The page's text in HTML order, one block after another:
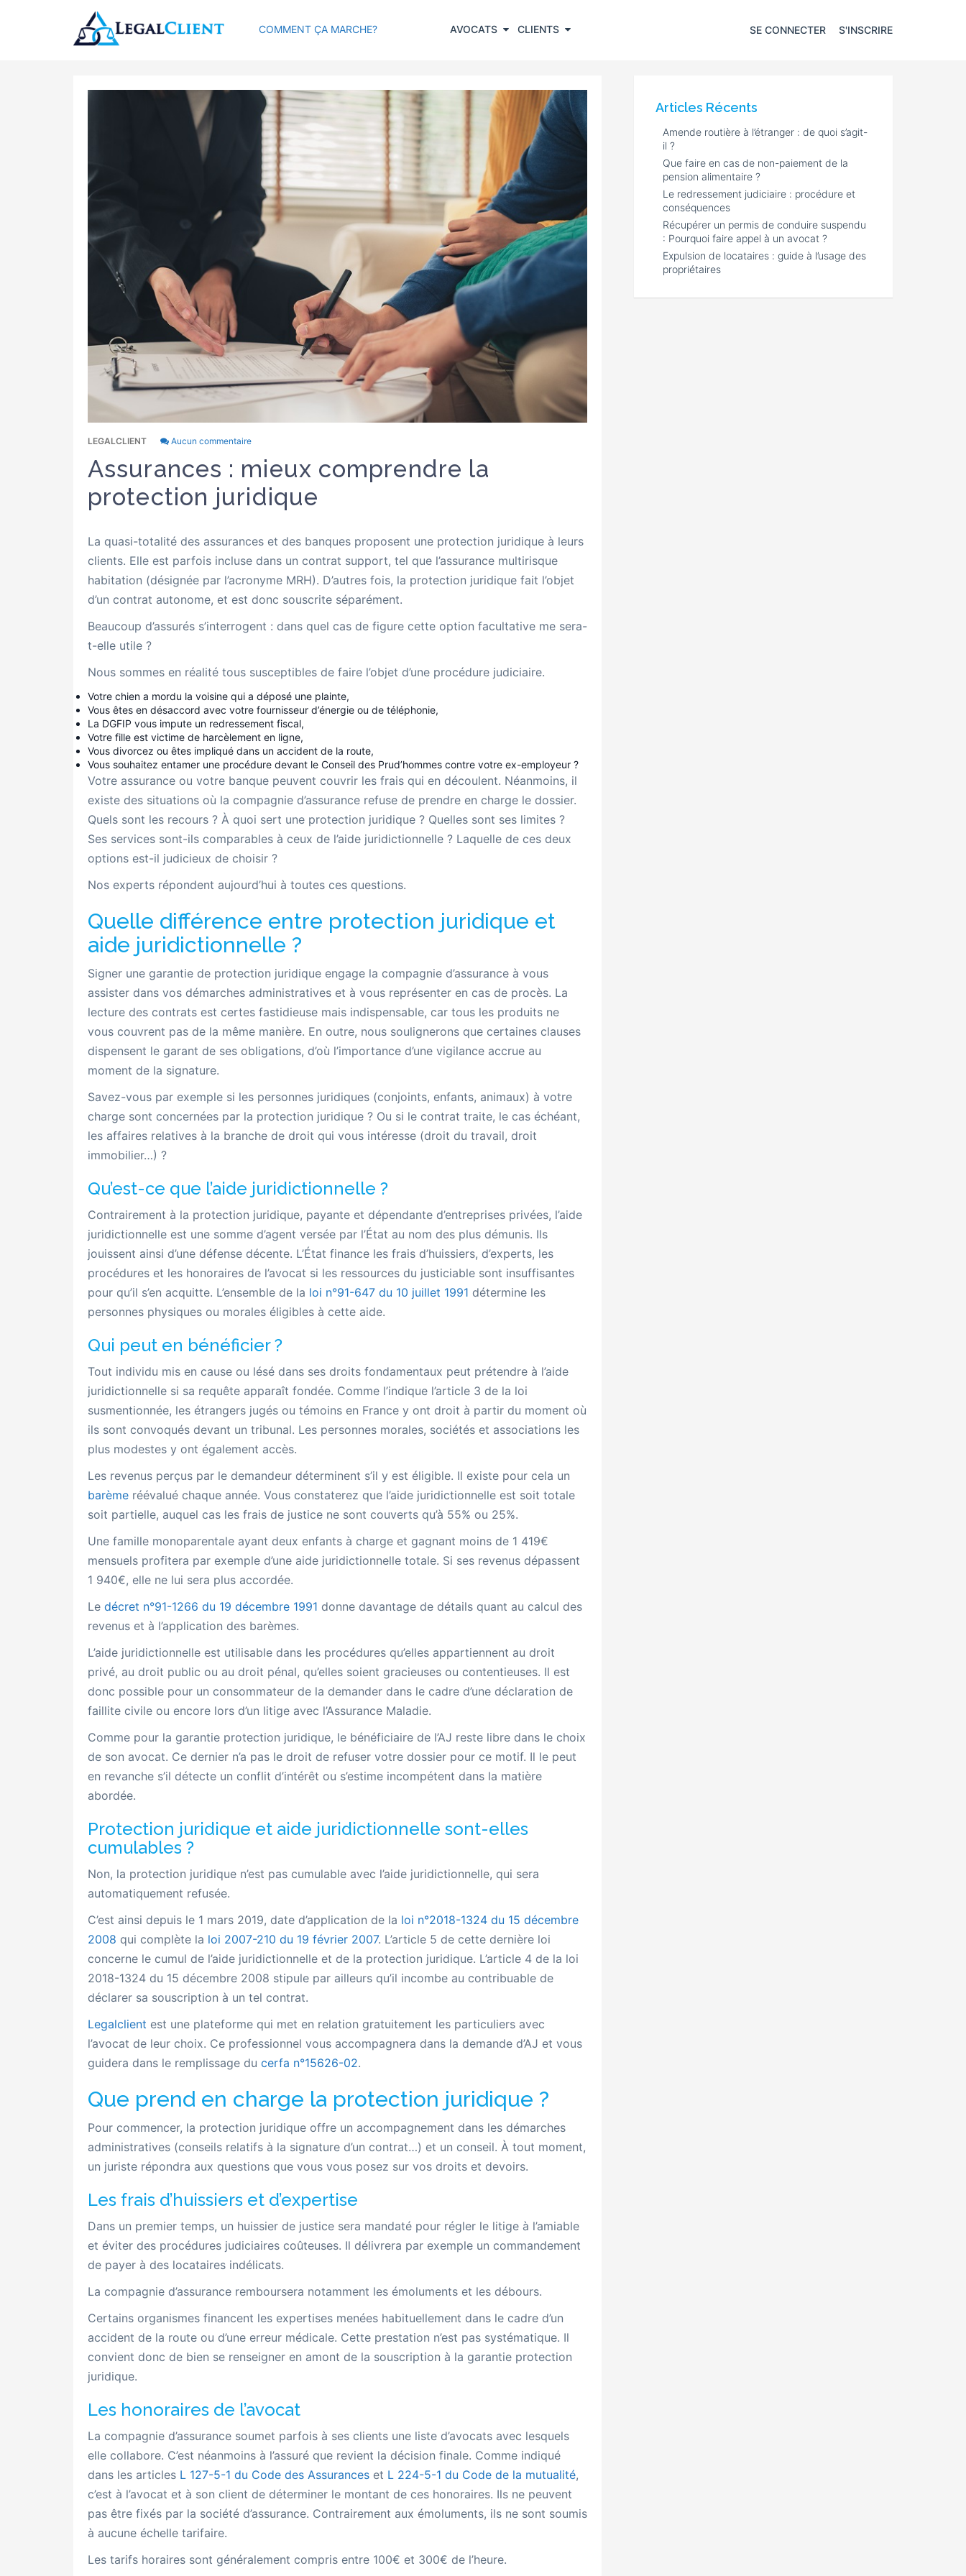
COMMENT ÇA MARCHE? AVOCATS CLIENTS SE CONNECTER S'INSCRIRE
LEGALCLIENT Aucun commentaire
Assurances : mieux comprendre la
protection juridique
La quasi-totalité des assurances et des banques proposent une protection juridique à leurs
clients. Elle est parfois incluse dans un contrat support, tel que l’assurance multirisque
habitation (désignée par l’acronyme MRH). D’autres fois, la protection juridique fait l’objet
d’un contrat autonome, et est donc souscrite séparément.
Beaucoup d’assurés s’interrogent : dans quel cas de figure cette option facultative me sera-
t-elle utile ?
Nous sommes en réalité tous susceptibles de faire l’objet d’une procédure judiciaire.
Votre chien a mordu la voisine qui a déposé une plainte,
Vous êtes en désaccord avec votre fournisseur d’énergie ou de téléphonie,
La DGFIP vous impute un redressement fiscal,
Votre fille est victime de harcèlement en ligne,
Vous divorcez ou êtes impliqué dans un accident de la route,
Vous souhaitez entamer une procédure devant le Conseil des Prud’hommes contre votre ex-employeur ?
Votre assurance ou votre banque peuvent couvrir les frais qui en découlent. Néanmoins, il
existe des situations où la compagnie d’assurance refuse de prendre en charge le dossier.
Quels sont les recours ? À quoi sert une protection juridique ? Quelles sont ses limites ?
Ses services sont-ils comparables à ceux de l’aide juridictionnelle ? Laquelle de ces deux
options est-il judicieux de choisir ?
Nos experts répondent aujourd’hui à toutes ces questions.
Quelle différence entre protection juridique et
aide juridictionnelle ?
Signer une garantie de protection juridique engage la compagnie d’assurance à vous
assister dans vos démarches administratives et à vous représenter en cas de procès. La
lecture des contrats est certes fastidieuse mais indispensable, car tous les produits ne
vous couvrent pas de la même manière. En outre, nous soulignerons que certaines clauses
dispensent le garant de ses obligations, d’où l’importance d’une vigilance accrue au
moment de la signature.
Savez-vous par exemple si les personnes juridiques (conjoints, enfants, animaux) à votre
charge sont concernées par la protection juridique ? Ou si le contrat traite, le cas échéant,
les affaires relatives à la branche de droit qui vous intéresse (droit du travail, droit
immobilier…) ?
Qu’est-ce que l’aide juridictionnelle ?
Contrairement à la protection juridique, payante et dépendante d’entreprises privées, l’aide
juridictionnelle est une somme d’agent versée par l’État au nom des plus démunis. Ils
jouissent ainsi d’une défense décente. L’État finance les frais d’huissiers, d’experts, les
procédures et les honoraires de l’avocat si les ressources du justiciable sont insuffisantes
pour qu’il s’en acquitte. L’ensemble de la loi n°91-647 du 10 juillet 1991 détermine les
personnes physiques ou morales éligibles à cette aide.
Qui peut en bénéficier ?
Tout individu mis en cause ou lésé dans ses droits fondamentaux peut prétendre à l’aide
juridictionnelle si sa requête apparaît fondée. Comme l’indique l’article 3 de la loi
susmentionnée, les étrangers jugés ou témoins en France y ont droit à partir du moment où
ils sont convoqués devant un tribunal. Les personnes morales, sociétés et associations les
plus modestes y ont également accès.
Les revenus perçus par le demandeur déterminent s’il y est éligible. Il existe pour cela un
barème réévalué chaque année. Vous constaterez que l’aide juridictionnelle est soit totale
soit partielle, auquel cas les frais de justice ne sont couverts qu’à 55% ou 25%.
Une famille monoparentale ayant deux enfants à charge et gagnant moins de 1 419€
mensuels profitera par exemple d’une aide juridictionnelle totale. Si ses revenus dépassent
1 940€, elle ne lui sera plus accordée.
Le décret n°91-1266 du 19 décembre 1991 donne davantage de détails quant au calcul des
revenus et à l’application des barèmes.
L’aide juridictionnelle est utilisable dans les procédures qu’elles appartiennent au droit
privé, au droit public ou au droit pénal, qu’elles soient gracieuses ou contentieuses. Il est
donc possible pour un consommateur de la demander dans le cadre d’une déclaration de
faillite civile ou encore lors d’un litige avec l’Assurance Maladie.
Comme pour la garantie protection juridique, le bénéficiaire de l’AJ reste libre dans le choix
de son avocat. Ce dernier n’a pas le droit de refuser votre dossier pour ce motif. Il le peut
en revanche s’il détecte un conflit d’intérêt ou s’estime incompétent dans la matière
abordée.
Protection juridique et aide juridictionnelle sont-elles
cumulables ?
Non, la protection juridique n’est pas cumulable avec l’aide juridictionnelle, qui sera
automatiquement refusée.
C’est ainsi depuis le 1 mars 2019, date d’application de la loi n°2018-1324 du 15 décembre
2008 qui complète la loi 2007-210 du 19 février 2007. L’article 5 de cette dernière loi
concerne le cumul de l’aide juridictionnelle et de la protection juridique. L’article 4 de la loi
2018-1324 du 15 décembre 2008 stipule par ailleurs qu’il incombe au contribuable de
déclarer sa souscription à un tel contrat.
Legalclient est une plateforme qui met en relation gratuitement les particuliers avec
l’avocat de leur choix. Ce professionnel vous accompagnera dans la demande d’AJ et vous
guidera dans le remplissage du cerfa n°15626-02.
Que prend en charge la protection juridique ?
Pour commencer, la protection juridique offre un accompagnement dans les démarches
administratives (conseils relatifs à la signature d’un contrat…) et un conseil. À tout moment,
un juriste répondra aux questions que vous vous posez sur vos droits et devoirs.
Les frais d’huissiers et d’expertise
Dans un premier temps, un huissier de justice sera mandaté pour régler le litige à l’amiable
et éviter des procédures judiciaires coûteuses. Il délivrera par exemple un commandement
de payer à des locataires indélicats.
La compagnie d’assurance remboursera notamment les émoluments et les débours.
Certains organismes financent les expertises menées habituellement dans le cadre d’un
accident de la route ou d’une erreur médicale. Cette prestation n’est pas systématique. Il
convient donc de bien se renseigner en amont de la souscription à la garantie protection
juridique.
Les honoraires de l’avocat
La compagnie d’assurance soumet parfois à ses clients une liste d’avocats avec lesquels
elle collabore. C’est néanmoins à l’assuré que revient la décision finale. Comme indiqué
dans les articles L 127-5-1 du Code des Assurances et L 224-5-1 du Code de la mutualité,
c’est à l’avocat et à son client de déterminer le montant de ces honoraires. Ils ne peuvent
pas être fixés par la société d’assurance. Contrairement aux émoluments, ils ne sont soumis
à aucune échelle tarifaire.
Les tarifs horaires sont généralement compris entre 100€ et 300€ de l’heure.
Articles Récents
Amende routière à l’étranger : de quoi s’agit-
il ?
Que faire en cas de non-paiement de la
pension alimentaire ?
Le redressement judiciaire : procédure et
conséquences
Récupérer un permis de conduire suspendu
: Pourquoi faire appel à un avocat ?
Expulsion de locataires : guide à l’usage des
propriétaires